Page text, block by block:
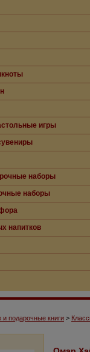
игры
наборы
наборы
напитков
и подарочные книги >